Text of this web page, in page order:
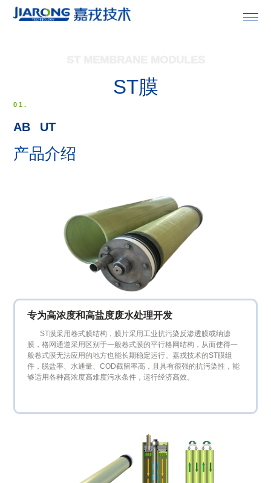
膜产品
成套设备
新闻资讯
投资者关系
ST膜
01.
AB UT
产品介绍
专为高浓度和高盐度废水处理开发
ST膜采用卷式膜结构，膜片采用工业抗污染反渗透膜或纳滤
膜，格网通道采用区别于一般卷式膜的平行格网结构，从而使得一
般卷式膜无法应用的地方也能长期稳定运行。嘉戎技术的ST膜组
件，脱盐率、水通量、COD截留率高，且具有很强的抗污染性，能
够适用各种高浓度高难度污水条件，运行经济高效。